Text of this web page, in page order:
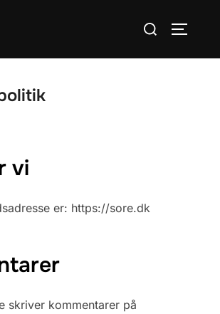
Søg
vi
er: https://sore.dk
skriver kommentarer på